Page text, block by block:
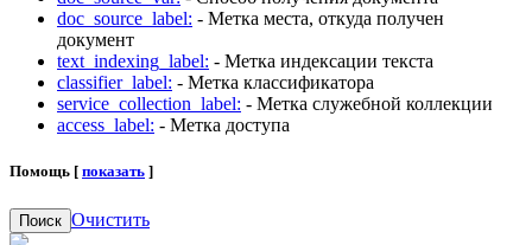
doc_source_label: - Метка места, откуда получен
документ
text_indexing_label: - Метка индексации текста
classifier_label: - Метка классификатора
service_collection_label: - Метка служебной коллекции
access_label: - Метка доступа
Помощь [ показать ]
Поиск Очистить